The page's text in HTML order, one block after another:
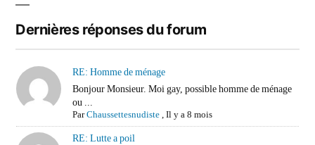
Dernières réponses du forum
RE: Homme de ménage
Bonjour Monsieur. Moi gay, possible homme de ménage
ou ...
ParChaussettesnudiste,Il y a 8 mois
RE: Lutte a poil